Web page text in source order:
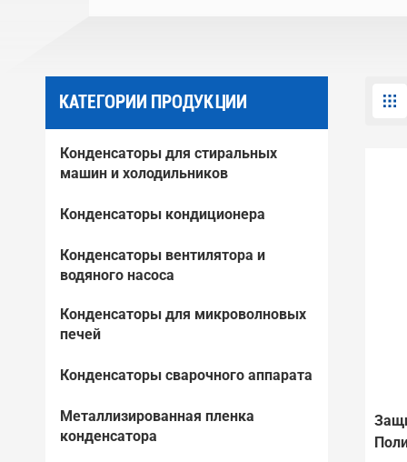
КАТЕГОРИИ ПРОДУКЦИИ
Конденсаторы для стиральных
машин и холодильников
Конденсаторы кондиционера
Конденсаторы вентилятора и
водяного насоса
Конденсаторы для микроволновых
печей
Конденсаторы сварочного аппарата
Металлизированная пленка
конденсатора